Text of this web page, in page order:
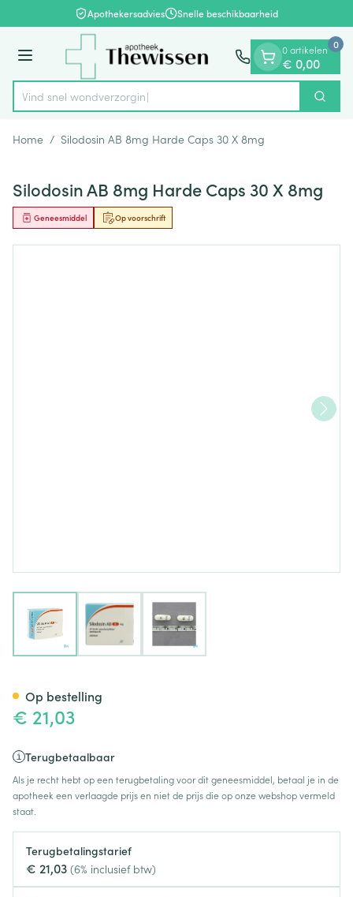
Ga naar de inhoudApothekersadvies Snelle beschikbaarheid
Menu
Product, merk, categorie...
Vind snel won Zoek
0 artikelen
€ 0,00
0
Home / Silodosin AB 8mg Harde Caps 30 X 8mg
Silodosin AB 8mg Harde Caps 30 X 8mg
Op voorschrift
Geneesmiddel
View larger imageView larger imageView larger image
€ 21,03
Terugbetaalbaar
Als je recht hebt op een terugbetaling voor dit geneesmiddel, betaal je in de
apotheek een verlaagde prijs en niet de prijs die op onze webshop vermeld
staat.
Terugbetalingstarief
€ 21,03 (6% inclusief btw)
Op bestelling